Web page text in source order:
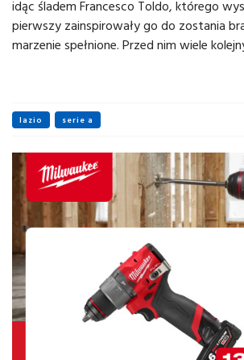
idąc śladem Francesco Toldo, którego
pierwszy zainspirowały go do zostania
marzenie spełnione. Przed nim wiele
lazio serie a